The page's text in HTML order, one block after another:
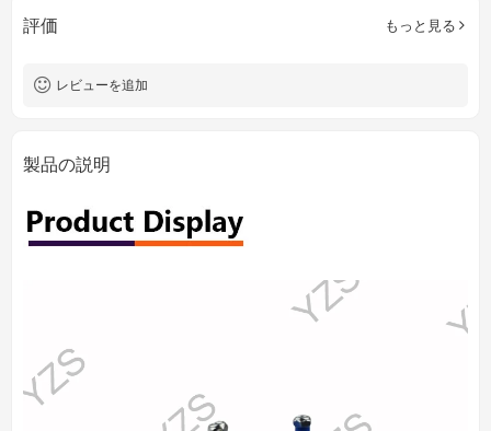
評価 もっと見る
レビューを追加
製品の説明